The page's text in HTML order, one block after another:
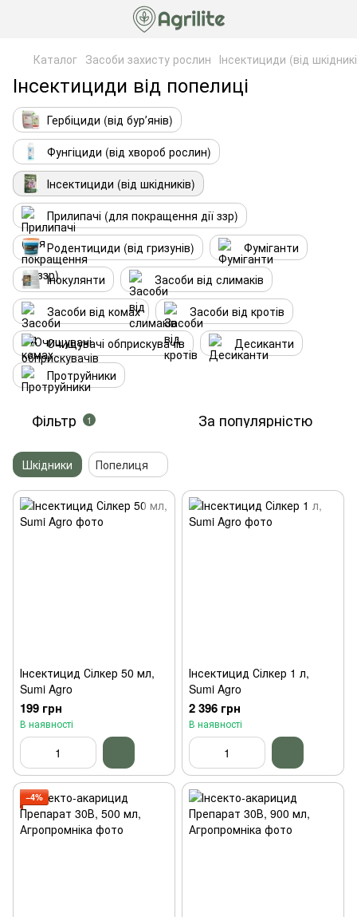
Каталог Засоби захисту рослин Інсектициди (від
Інсектициди від попелиці
Гербіциди (від бурʼянів)
Фунгіциди (від хвороб рослин)
Інсектициди (від шкідників)
Прилипачі (для покращення дії ззр)
Родентициди (від гризунів)
Фуміганти
Інокулянти
Засоби від слимаків
Засоби від комах
Засоби від кротів
Очищувачі обприскувачів
Десиканти
Протруйники
Фільтр 1 За популярністю
Шкідники Попелиця
Інсектицид Сілкер 50 мл,
Sumi Agro
199 грн
В наявності
Інсектицид Сілкер 1 л,
Sumi Agro
2 396 грн
В наявності
−4%